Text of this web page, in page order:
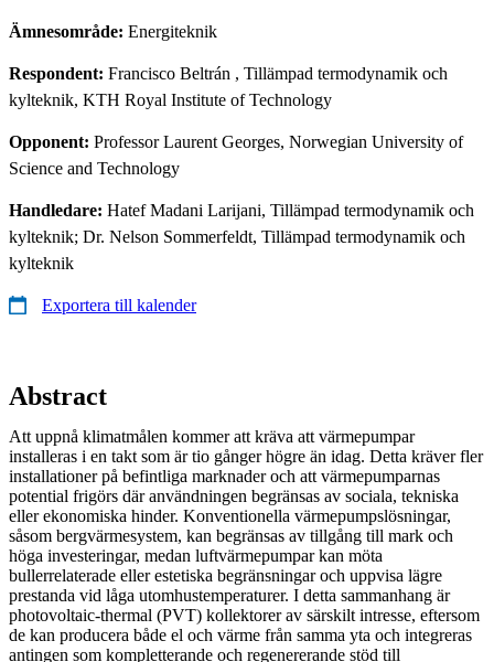
Ämnesområde: Energiteknik
Respondent: Francisco Beltrán , Tillämpad termodynamik och
kylteknik, KTH Royal Institute of Technology
Opponent: Professor Laurent Georges, Norwegian University of
Science and Technology
Handledare: Hatef Madani Larijani, Tillämpad termodynamik och
kylteknik; Dr. Nelson Sommerfeldt, Tillämpad termodynamik och
kylteknik
Exportera till kalender
Abstract
Att uppnå klimatmålen kommer att kräva att värmepumpar
installeras i en takt som är tio gånger högre än idag. Detta kräver fler
installationer på befintliga marknader och att värmepumparnas
potential frigörs där användningen begränsas av sociala, tekniska
eller ekonomiska hinder. Konventionella värmepumpslösningar,
såsom bergvärmesystem, kan begränsas av tillgång till mark och
höga investeringar, medan luftvärmepumpar kan möta
bullerrelaterade eller estetiska begränsningar och uppvisa lägre
prestanda vid låga utomhustemperaturer. I detta sammanhang är
photovoltaic-thermal (PVT) kollektorer av särskilt intresse, eftersom
de kan producera både el och värme från samma yta och integreras
antingen som kompletterande och regenererande stöd till